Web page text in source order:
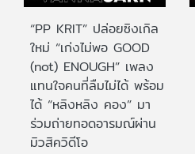
“PP KRIT” ปล่อยซิงเกิล
ใหม่ “เก่งไม่พอ GOOD
(not) ENOUGH” เพลง
แทนใจคนที่ลืมไม่ได้ พร้อม
ได้ “หลิงหลิง คอง” มา
ร่วมถ่ายทอดอารมณ์ผ่าน
มิวสิควิดีโอ